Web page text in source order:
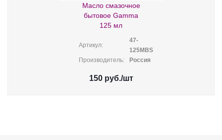
Масло смазочное
бытовое Gamma
125 мл
Артикул:
47-
125МВS
Производитель:
Россия
150руб./шт